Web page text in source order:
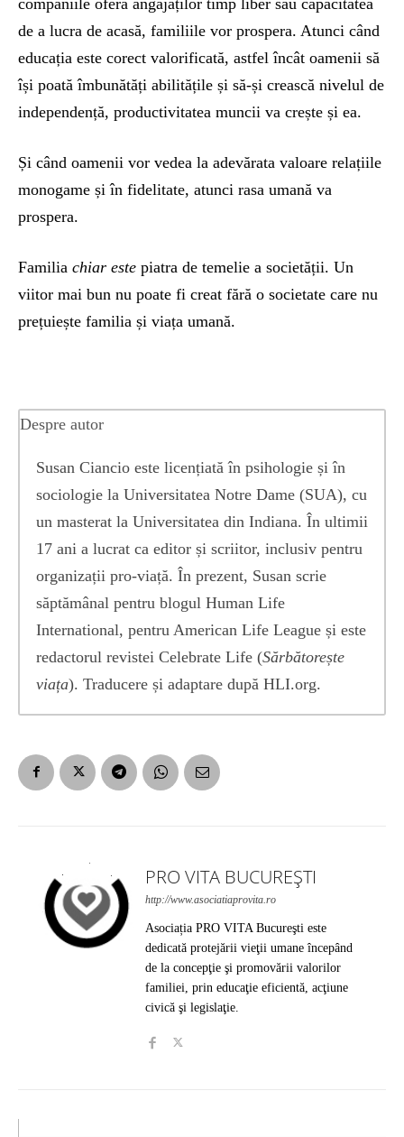
companiile oferă angajaților timp liber sau capacitatea
de a lucra de acasă, familiile vor prospera. Atunci când
educația este corect valorificată, astfel încât oamenii să
își poată îmbunătăți abilitățile și să-și crească nivelul de
independență, productivitatea muncii va crește și ea.
Și când oamenii vor vedea la adevărata valoare relațiile
monogame și în fidelitate, atunci rasa umană va
prospera.
Familia chiar este piatra de temelie a societății. Un
viitor mai bun nu poate fi creat fără o societate care nu
prețuiește familia și viața umană.
Despre autor
Susan Ciancio este licențiată în psihologie și în
sociologie la Universitatea Notre Dame (SUA), cu
un masterat la Universitatea din Indiana. În ultimii
17 ani a lucrat ca editor și scriitor, inclusiv pentru
organizații pro-viață. În prezent, Susan scrie
săptămânal pentru blogul Human Life
International, pentru American Life League și este
redactorul revistei Celebrate Life (Sărbătorește
viața). Traducere și adaptare după HLI.org.
PRO VITA BUCUREȘTI
http://www.asociatiaprovita.ro
Asociația PRO VITA Bucureşti este
dedicată protejării vieţii umane începând
de la concepţie şi promovării valorilor
familiei, prin educaţie eficientă, acţiune
civică şi legislaţie.